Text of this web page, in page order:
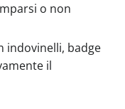
o non
indovinelli, badge
il